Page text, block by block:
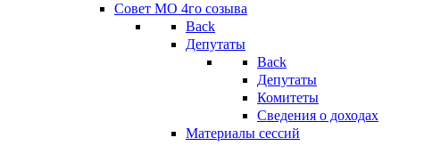
Совет МО 4го созыва
Back
Депутаты
Back
Депутаты
Комитеты
Сведения о доходах
Материалы сессий